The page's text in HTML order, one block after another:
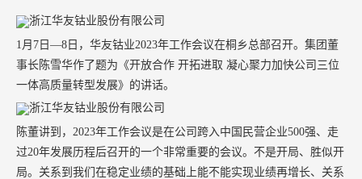
1月7日—8日，华友钴业2023年工作会议在桐乡总部召开。集团董
事长陈雪华作了题为《开放合作 开拓进取 凝心聚力加快公司三位
一体高质量转型发展》的讲话。
陈董讲到，2023年工作会议是在公司跨入中国民营企业500强、走
过20年发展历程后召开的一个非常重要的会议。不是开局、胜似开
局。关系到我们在稳定业绩的基础上能不能实现业绩再增长、关系